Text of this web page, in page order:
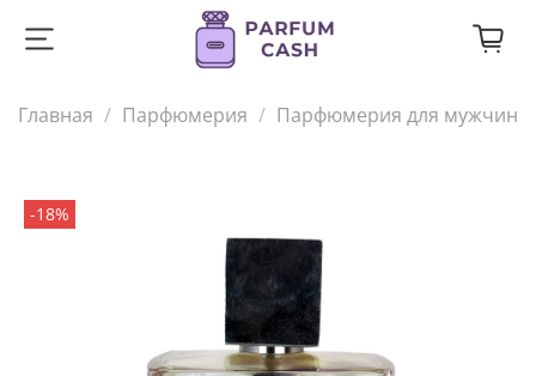
Главная Парфюмерия Парфюмерия для мужчин
-18%